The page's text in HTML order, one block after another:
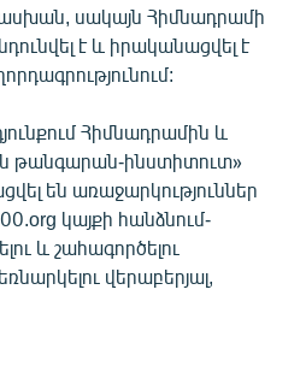
սակայն Հիմնադրամի
է և իրականացվել է
Հիմնադրամին և
թանգարան-ինստիտուտ»
են առաջարկություններ
կայքի հանձնում-
և շահագործելու
վերաբերյալ,